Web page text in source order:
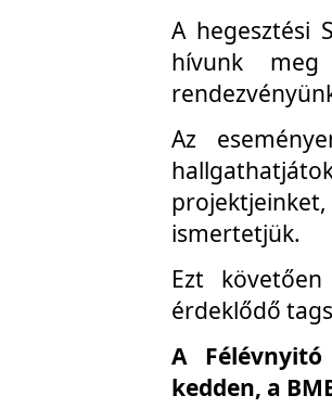
A hegesztési
hívunk
Az
ismertetjük.
Ezt
érdeklődő
A
kedden, a